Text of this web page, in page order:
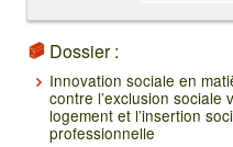
Dossier :
Innovation sociale en
contre l’exclusion sociale
logement et l’insertion
professionnelle